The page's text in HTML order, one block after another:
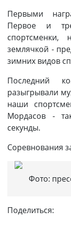
Первыми
Первое и
землячкой -
зимних видов
Последний
разыгрывали
наши
Мордасов -
секунды.
Соревнования
Фото:
Поделиться: